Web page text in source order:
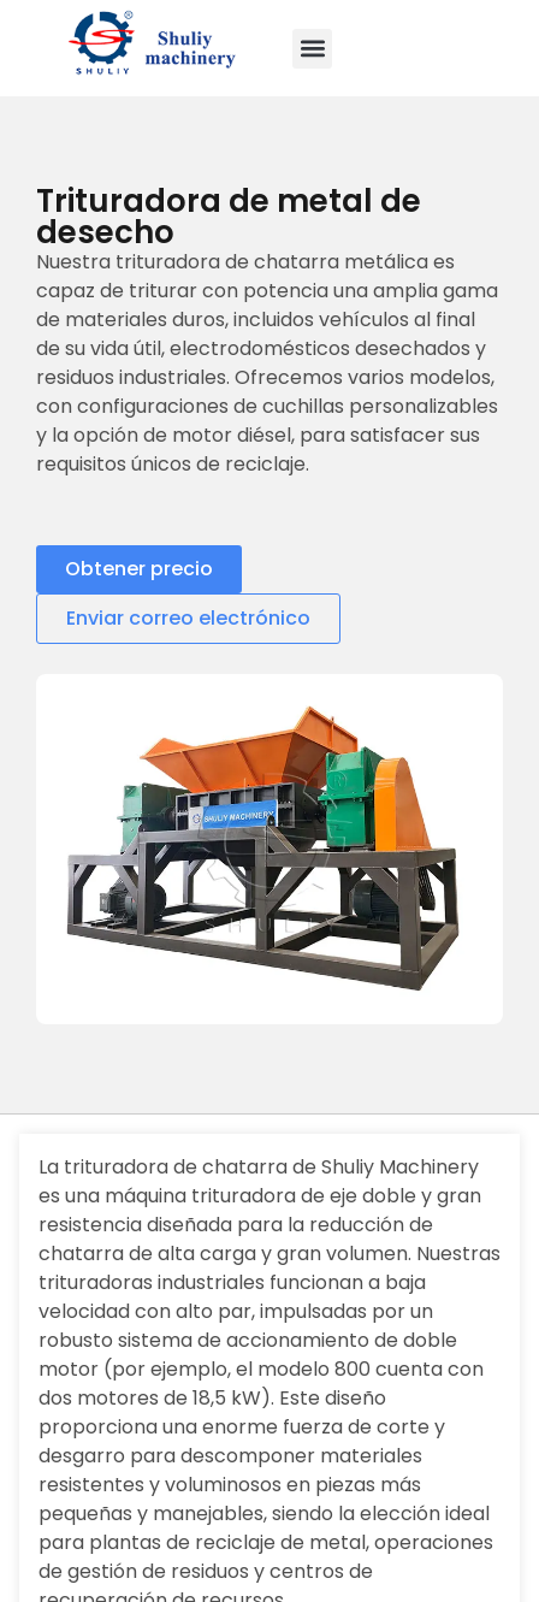
Trituradora de metal de
desecho
Nuestra trituradora de chatarra metálica es
capaz de triturar con potencia una amplia gama
de materiales duros, incluidos vehículos al final
de su vida útil, electrodomésticos desechados y
residuos industriales. Ofrecemos varios modelos,
con configuraciones de cuchillas personalizables
y la opción de motor diésel, para satisfacer sus
requisitos únicos de reciclaje.
Obtener precio
Enviar correo electrónico
La trituradora de chatarra de Shuliy Machinery
es una máquina trituradora de eje doble y gran
resistencia diseñada para la reducción de
chatarra de alta carga y gran volumen. Nuestras
trituradoras industriales funcionan a baja
velocidad con alto par, impulsadas por un
robusto sistema de accionamiento de doble
motor (por ejemplo, el modelo 800 cuenta con
dos motores de 18,5 kW). Este diseño
proporciona una enorme fuerza de corte y
desgarro para descomponer materiales
resistentes y voluminosos en piezas más
pequeñas y manejables, siendo la elección ideal
para plantas de reciclaje de metal, operaciones
de gestión de residuos y centros de